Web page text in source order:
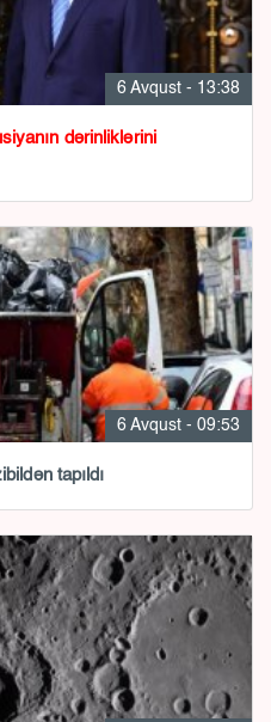
6 Avqust - 13:38
dərinliklərini
6 Avqust - 09:53
tapıldı